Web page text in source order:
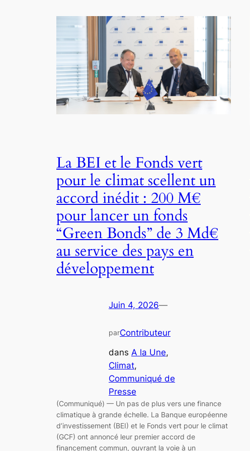
La BEI et le Fonds vert
pour le climat scellent un
accord inédit : 200 M€
pour lancer un fonds
“Green Bonds” de 3 Md€
au service des pays en
développement
Juin 4, 2026—
parContributeur
dans A la Une
Climat
Communiqué de
Presse
(Communiqué) — Un pas de plus vers une finance
climatique à grande échelle. La Banque européenne
d’investissement (BEI) et le Fonds vert pour le climat
(GCF) ont annoncé leur premier accord de
financement commun, ouvrant la voie à un